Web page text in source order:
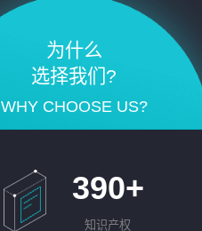
为什么
选择我们?
WHY CHOOSE US?
390+
知识产权